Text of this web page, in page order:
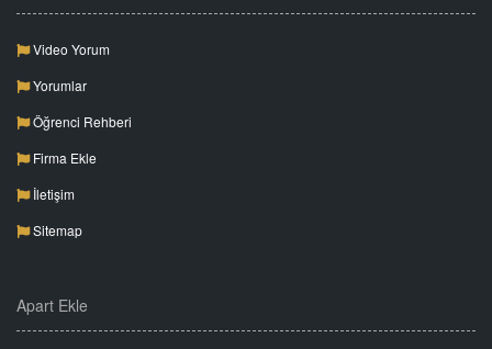
Video Yorum
Yorumlar
Öğrenci Rehberi
Firma Ekle
İletişim
Sitemap
Apart Ekle